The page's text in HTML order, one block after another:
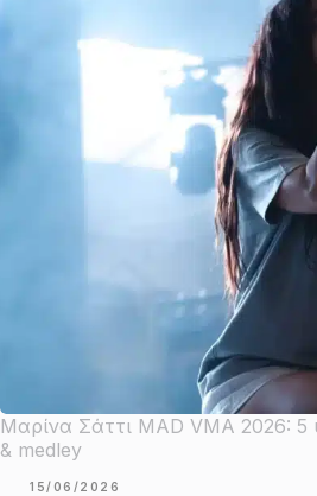
Μαρίνα Σάττι MAD VMA 2026: 5
& medley
15/06/2026